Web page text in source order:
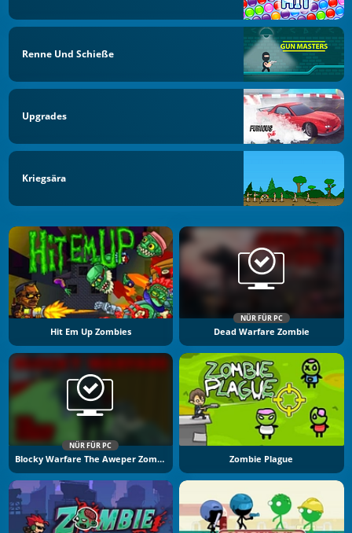
Renne Und Schieße
Upgrades
Kriegsära
Hit Em Up Zombies
NÜR FÜR PC
Dead Warfare Zombie
NÜR FÜR PC
Blocky Warfare The Aweper Zombie Zombie Plague